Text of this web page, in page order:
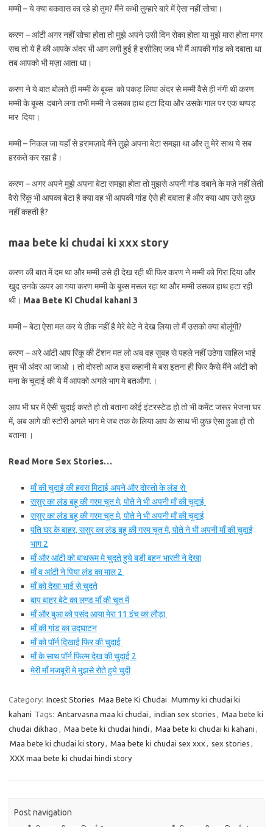
मम्मी – ये क्या बकवास का रहे हो तुम? मैंने कभी तुम्हारे बारे में ऐसा नहीं सोचा।
करण – आंटी अगर नहीं सोचा होता तो मुझे अपने उसी दिन रोका होता या मुझे मारा होता मगर
सच तो ये है की आपके अंदर भी आग लगी हुई है इसीलिए जब भी मैं आपकी गांड को दबाता था
तब आपको भी मज़ा आता था।
करण ने ये बात बोलते ही मम्मी के बूब्स को पकड़ लिया अंदर से मम्मी वैसे ही नंगी थी करण
मम्मी के बूब्स दबाने लगा तभी मम्मी ने उसका हाथ हटा दिया और उसके गाल पर एक थप्पड़
मार दिया।
मम्मी – निकल जा यहाँ से हरामज़ादे मैंने तुझे अपना बेटा समझा था और तू मेरे साथ ये सब
हरकते कर रहा है।
करण – अगर अपने मुझे अपना बेटा समझा होता तो मुझसे अपनी गांड दबाने के मज़े नहीं लेती
वैसे रिंकू भी आपका बेटा है क्या वह भी आपकी गांड ऐसे ही दबाता है और क्या आप उसे कुछ
नहीं कहती है?
maa bete ki chudai ki xxx story
करण की बात में दम था और मम्मी उसे ही देख रही थी फिर करण ने मम्मी को गिरा दिया और
खुद उनके ऊपर आ गया करण मम्मी के बूब्स मसल रहा था और मम्मी उसका हाथ हटा रही
थी। Maa Bete Ki Chudai kahani 3
मम्मी – बेटा ऐसा मत कर ये ठीक नहीं है मेरे बेटे ने देख लिया तो मैं उसको क्या बोलूंगी?
करण – अरे आंटी आप रिंकू की टेंशन मत लो अब वह सुबह से पहले नहीं उठेगा साहिल भाई
तुम भी अंदर आ जाओ । तो दोस्तो आज इस कहानी मे बस इतना ही फिर कैसे मैंने आंटी को
मना के चुदाई की ये मैं आपको अगले भाग मे बतऔगा.।
आप भी घर में ऐसी चुदाई करते हो तो बताना कोई इंटरस्टेड हो तो भी कमेंट जरूर भेजना घर
में, अब आगे की स्टोरी अगले भाग मे जब तक के लिया आप के साथ भी कुछ ऐसा हुआ हो तो
बताना ।
Read More Sex Stories…
माँ की चुदाई की हवस मिटाई अपने और दोस्तो के लंड से
ससुर का लंड बहू की गरम चूत मे, पोते ने भी अपनी माँ की चुदाई
ससुर का लंड बहू की गरम चूत मे, पोते ने भी अपनी माँ की चुदाई
पति घर के बाहर, ससुर का लंड बहू की गरम चूत मे, पोते ने भी अपनी माँ की चुदाई
भाग 2
माँ और आंटी को बाथरूम मे चुदते हुये बड़ी बहन भारती ने देखा
माँ व आंटी ने पिया लंड का माल 2
माँ को देखा भाई से चुदते
बाप बाहर बेटे का लण्ड माँ की चूत में
माँ और बुआ को पसंद आया मेरा 11 इंच का लौड़ा
माँ की गांड का उद्घाटन
माँ को पॉर्न दिखाई फिर की चुदाई
माँ के साथ पॉर्न फिल्म देख की चुदाई 2
मेरी माँ मजबूरी मे मुझसे रोते हुये चुदी
Category: Incest Stories Maa Bete Ki Chudai Mummy ki chudai ki
kahani Tags: Antarvasna maa ki chudai , indian sex stories , Maa bete ki
chudai dikhao , Maa bete ki chudai hindi , Maa bete ki chudai ki kahani ,
Maa bete ki chudai ki story, Maa bete ki chudai sex xxx , sex stories ,
XXX maa bete ki chudai hindi story
Post navigation